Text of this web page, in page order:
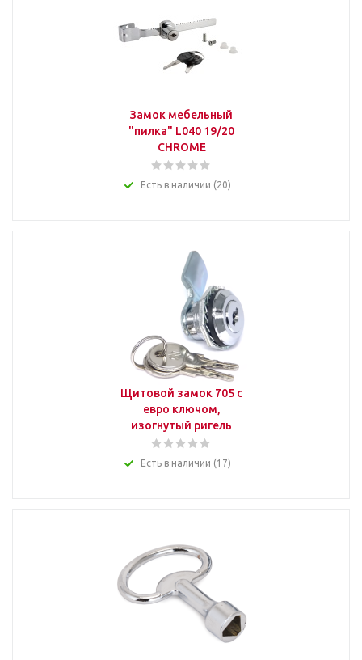
Замок мебельный
"пилка" L040 19/20
CHROME
Есть в наличии (20)
Щитовой замок 705 с
евро ключом,
изогнутый ригель
Есть в наличии (17)